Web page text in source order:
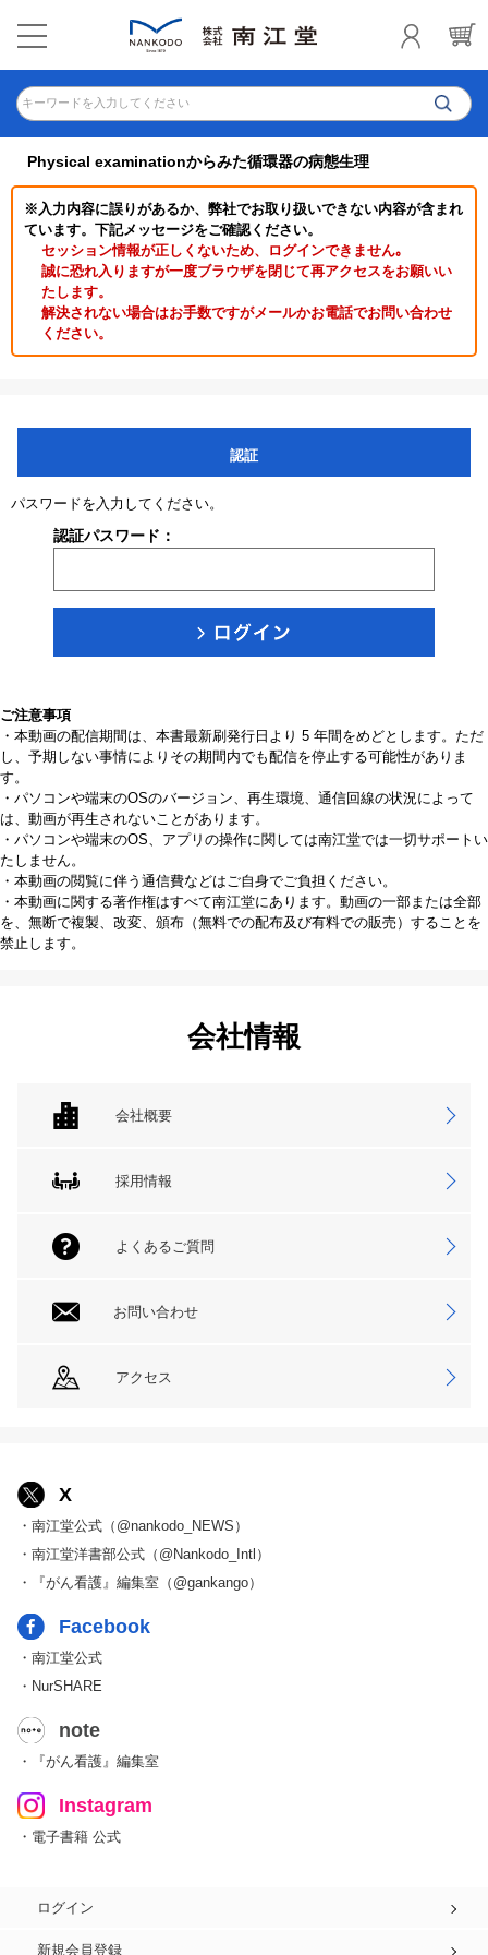
キーワードを入力してください
Physical examinationからみた循環器の病態生理
※入力内容に誤りがあるか、弊社でお取り扱いできない内容が含まれ
ています。下記メッセージをご確認ください。
セッション情報が正しくないため、ログインできません｡
誠に恐れ入りますが一度ブラウザを閉じて再アクセスをお願いい
たします。
解決されない場合はお手数ですがメールかお電話でお問い合わせ
ください。
認証
パスワードを入力してください。
認証パスワード：
ご注意事項
・本動画の配信期間は、本書最新刷発行日より 5 年間をめどとします。ただ
し、予期しない事情によりその期間内でも配信を停止する可能性がありま
す。
・パソコンや端末のOSのバージョン、再生環境、通信回線の状況によって
は、動画が再生されないことがあります。
・パソコンや端末のOS、アプリの操作に関しては南江堂では一切サポートい
たしません。
・本動画の閲覧に伴う通信費などはご自身でご負担ください。
・本動画に関する著作権はすべて南江堂にあります。動画の一部または全部
を、無断で複製、改変、頒布（無料での配布及び有料での販売）することを
禁止します。
会社情報
会社概要
採用情報
よくあるご質問
お問い合わせ
アクセス
X
・南江堂公式（@nankodo_NEWS）
・南江堂洋書部公式（@Nankodo_Intl）
・『がん看護』編集室（@gankango）
Facebook
・南江堂公式
・NurSHARE
note
・『がん看護』編集室
Instagram
・電子書籍 公式
ログイン
新規会員登録